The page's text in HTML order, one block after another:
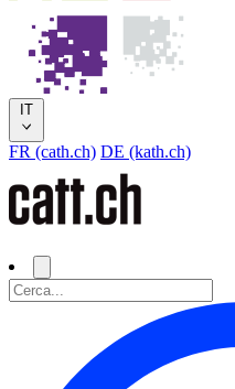
IT
FR (cath.ch) DE (kath.ch)